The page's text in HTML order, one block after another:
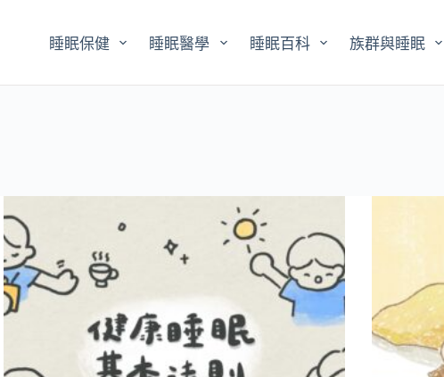
睡眠保健 睡眠醫學 睡眠百科 族群與睡眠